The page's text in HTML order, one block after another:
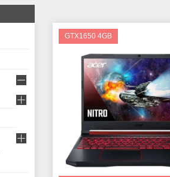
GTX1650 4GB